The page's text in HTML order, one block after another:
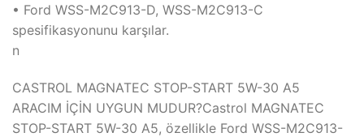
• Ford WSS-M2C913-D, WSS-M2C913-C
spesifikasyonunu karşılar.
n
CASTROL MAGNATEC STOP-START 5W-30 A5
ARACIM İÇİN UYGUN MUDUR?Castrol MAGNATEC
STOP-START 5W-30 A5, özellikle Ford WSS-M2C913-